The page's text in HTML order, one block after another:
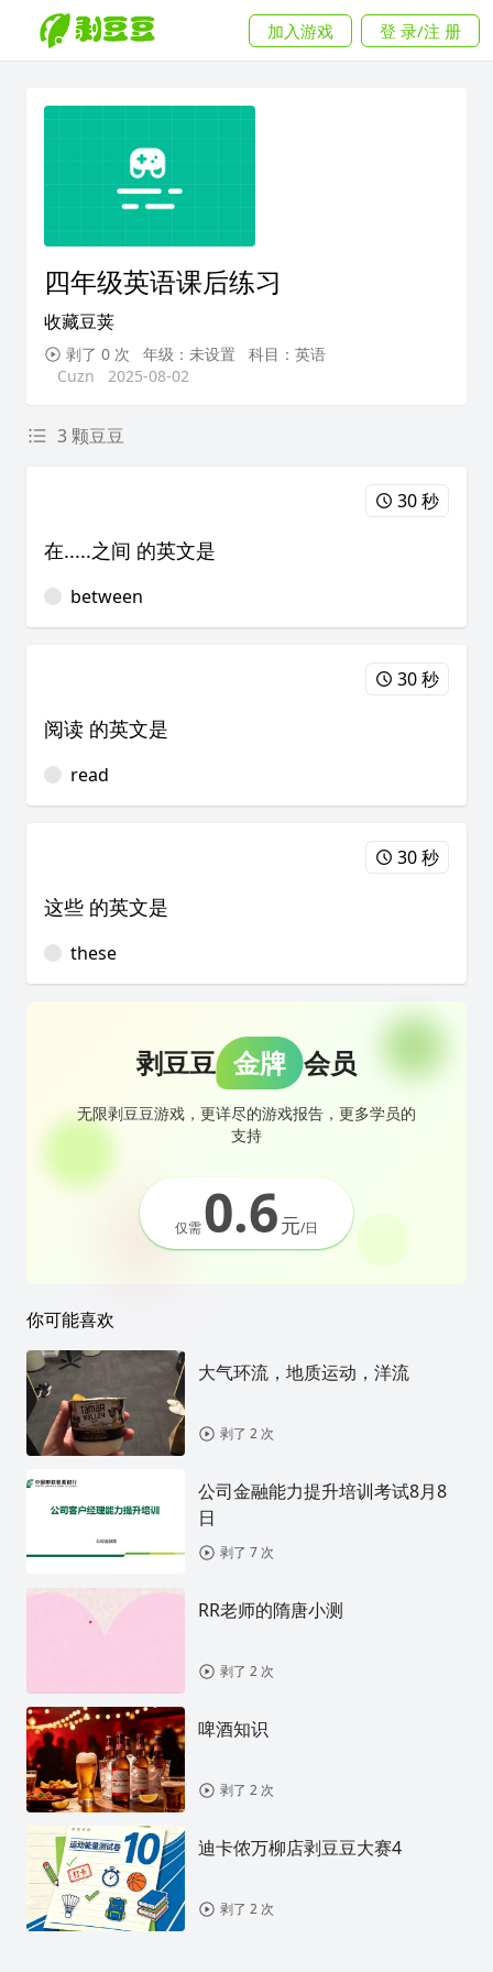
加入游戏 登 录/注 册
四年级英语课后练习
收藏豆荚
剥了 0 次 年级：未设置
科目：英语
Cuzn
2025-08-02
3 颗豆豆
30 秒
在.....之间 的英文是
between
30 秒
阅读 的英文是
read
30 秒
这些 的英文是
these
剥豆豆 金牌 会员
无限剥豆豆游戏，更详尽的游戏报告，更多学员的
支持
仅需0.6元/日
你可能喜欢
大气环流，地质运动，洋流
剥了 2 次
公司金融能力提升培训考试8月8
日
剥了 7 次
RR老师的隋唐小测
剥了 2 次
啤酒知识
剥了 2 次
迪卡侬万柳店剥豆豆大赛4
剥了 2 次